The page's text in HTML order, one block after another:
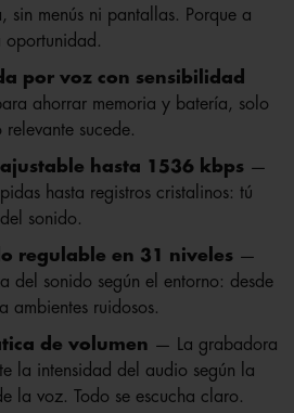
sin menús ni pantallas. Porque a
oportunidad.
por voz con sensibilidad
ahorrar memoria y batería, solo
sucede.
hasta 1536 kbps—
hasta registros cristalinos: tú
sonido.
regulable en 31 niveles—
del sonido según el entorno: desde
ambientes ruidosos.
de volumen — La grabadora
la intensidad del audio según la
la voz. Todo se escucha claro.